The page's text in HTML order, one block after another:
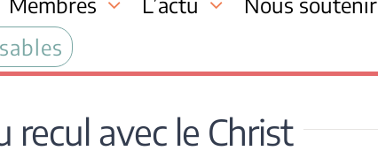
recul avec le Christ